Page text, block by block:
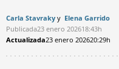
Carla Stavraky
Elena Garrido
Publicada23 enero 202618:43h
Actualizada23 enero 202620:29h